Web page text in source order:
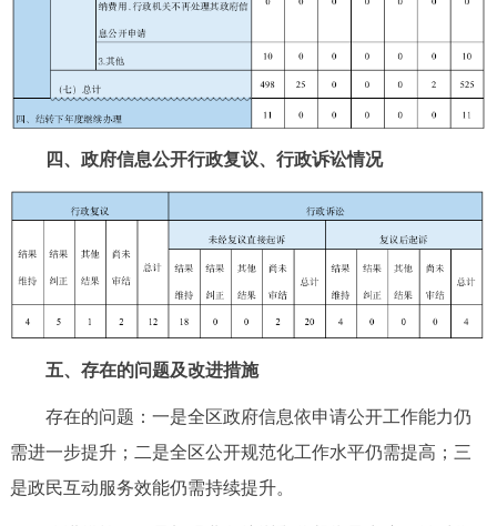
四、政府信息公开行政复议、行政诉讼情况
五、存在的问题及改进措施
存在的问题：一是全区政府信息依申请公开工作能力仍
需进一步提升；二是全区公开规范化工作水平仍需提高；三
是政民互动服务效能仍需持续提升。